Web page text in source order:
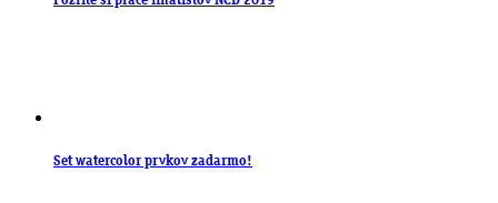
Set watercolor prvkov zadarmo!